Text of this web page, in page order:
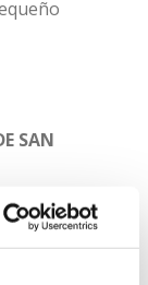
SAN
también
jornada de